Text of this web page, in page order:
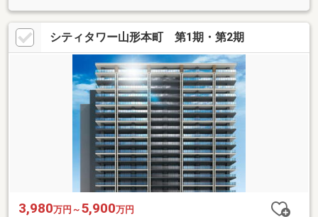
シティタワー山形本町 第1期・第2期
3,980万円～ 5,900万円